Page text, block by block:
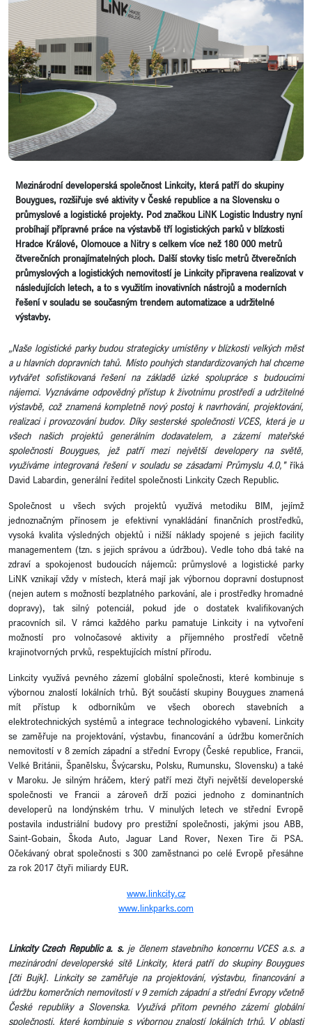
Mezinárodní developerská společnost Linkcity, která patří do skupiny
Bouygues, rozšiřuje své aktivity v České republice a na Slovensku o
průmyslové a logistické projekty. Pod značkou LiNK Logistic Industry nyní
probíhají přípravné práce na výstavbě tří logistických parků v blízkosti
Hradce Králové, Olomouce a Nitry s celkem více než 180 000 metrů
čtverečních pronajímatelných ploch. Další stovky tisíc metrů čtverečních
průmyslových a logistických nemovitostí je Linkcity připravena realizovat v
následujících letech, a to s využitím inovativních nástrojů a moderních
řešení v souladu se současným trendem automatizace a udržitelné
výstavby.
„Naše logistické parky budou strategicky umístěny v blízkosti velkých měst
a u hlavních dopravních tahů. Místo pouhých standardizovaných hal chceme
vytvářet sofistikovaná řešení na základě úzké spolupráce s budoucími
nájemci. Vyznáváme odpovědný přístup k životnímu prostředí a udržitelné
výstavbě, což znamená kompletně nový postoj k navrhování, projektování,
realizaci i provozování budov. Díky sesterské společnosti VCES, která je u
všech našich projektů generálním dodavatelem, a zázemí mateřské
společnosti Bouygues, jež patří mezi největší developery na světě,
využíváme integrovaná řešení v souladu se zásadami Průmyslu 4.0,"říká
David Labardin, generální ředitel společnosti Linkcity Czech Republic.
Společnost u všech svých projektů využívá metodiku BIM, jejímž
jednoznačným přínosem je efektivní vynakládání finančních prostředků,
vysoká kvalita výsledných objektů i nižší náklady spojené s jejich facility
managementem (tzn. s jejich správou a údržbou). Vedle toho dbá také na
zdraví a spokojenost budoucích nájemců: průmyslové a logistické parky
LiNK vznikají vždy v místech, která mají jak výbornou dopravní dostupnost
(nejen autem s možností bezplatného parkování, ale i prostředky hromadné
dopravy), tak silný potenciál, pokud jde o dostatek kvalifikovaných
pracovních sil. V rámci každého parku pamatuje Linkcity i na vytvoření
možností pro volnočasové aktivity a příjemného prostředí včetně
krajinotvorných prvků, respektujících místní přírodu.
Linkcity využívá pevného zázemí globální společnosti, které kombinuje s
výbornou znalostí lokálních trhů. Být součástí skupiny Bouygues znamená
mít přístup k odborníkům ve všech oborech stavebních a
elektrotechnických systémů a integrace technologického vybavení. Linkcity
se zaměřuje na projektování, výstavbu, financování a údržbu komerčních
nemovitostí v 8 zemích západní a střední Evropy (České republice, Francii,
Velké Británii, Španělsku, Švýcarsku, Polsku, Rumunsku, Slovensku) a také
v Maroku. Je silným hráčem, který patří mezi čtyři největší developerské
společnosti ve Francii a zároveň drží pozici jednoho z dominantních
developerů na londýnském trhu. V minulých letech ve střední Evropě
postavila industriální budovy pro prestižní společnosti, jakými jsou ABB,
Saint-Gobain, Škoda Auto, Jaguar Land Rover, Nexen Tire či PSA.
Očekávaný obrat společnosti s 300 zaměstnanci po celé Evropě přesáhne
za rok 2017 čtyři miliardy EUR.
www.linkcity.cz
www.linkparks.com
Linkcity Czech Republic a. s.je členem stavebního koncernu VCES a.s. a
mezinárodní developerské sítě Linkcity, která patří do skupiny Bouygues
[čti Bujk]. Linkcity se zaměřuje na projektování, výstavbu, financování a
údržbu komerčních nemovitostí v 9 zemích západní a střední Evropy včetně
České republiky a Slovenska. Využívá přitom pevného zázemí globální
společnosti, které kombinuje s výbornou znalostí lokálních trhů. V oblasti